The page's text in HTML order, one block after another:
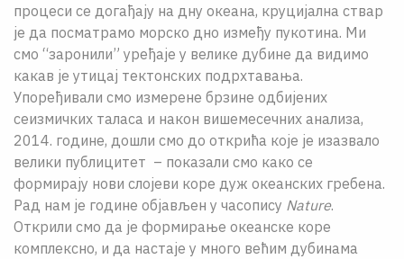
процеси се догађају на дну океана, круцијална ствар
је да посматрамо морско дно између пукотина. Ми
смо “заронили” уређаје у велике дубине да видимо
какав је утицај тектонских подрхтавања.
Упоређивали смо измерене брзине одбијених
сеизмичких таласа и након вишемесечних анализа,
2014. године, дошли смо до открића које је изазвало
велики публицитет – показали смо како се
формирају нови слојеви коре дуж океанских гребена.
Рад нам је године објављен у часопису Nature.
Открили смо да је формирање океанске коре
комплексно, и да настаје у много већим дубинама